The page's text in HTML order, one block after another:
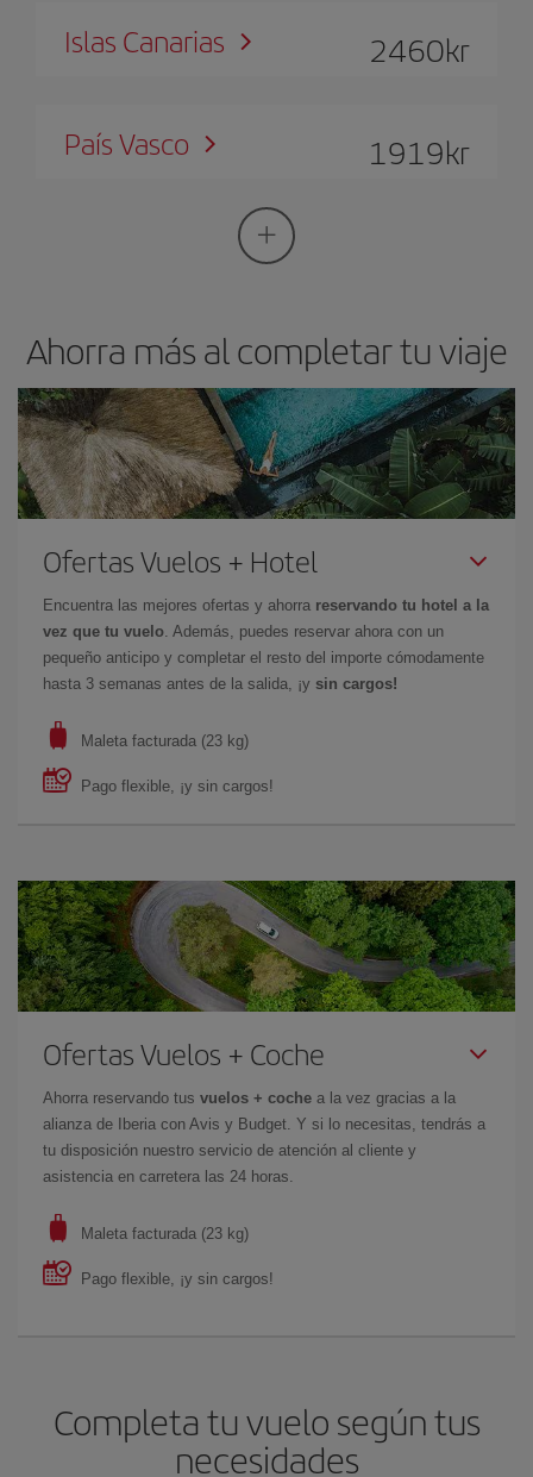
Islas Canarias 2460kr
País Vasco 1919kr
Ahorra más al completar tu viaje
Ofertas Vuelos + Hotel
Encuentra las mejores ofertas y ahorra reservando tu hotel a la
vez que tu vuelo . Además, puedes reservar ahora con un
pequeño anticipo y completar el resto del importe cómodamente
hasta 3 semanas antes de la salida, ¡y sin cargos!
Maleta facturada (23 kg)
Pago flexible, ¡y sin cargos!
Ofertas Vuelos + Coche
Ahorra reservando tus vuelos + coche a la vez gracias a la
alianza de Iberia con Avis y Budget. Y si lo necesitas, tendrás a
tu disposición nuestro servicio de atención al cliente y
asistencia en carretera las 24 horas.
Maleta facturada (23 kg)
Pago flexible, ¡y sin cargos!
Completa tu vuelo según tus
necesidades